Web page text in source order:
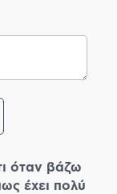
όταν βάζω
έχει πολύ